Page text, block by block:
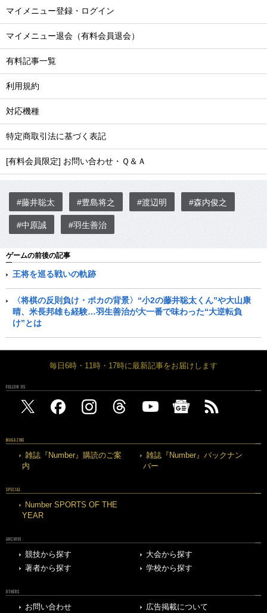
マイメニュー登録・ログイン
マイメニュー退会（有料会員退会）
有料記事一覧
利用規約
対応機種
特定商取引法に基づく表記
[有料会員限定] お問い合わせ・Ｑ＆Ａ
#藤井聡太 #豊島将之 #渡辺明 #森内俊之
#中原誠 #羽生善治
ゲームの前後の記事
王将を巡る戦いの軌跡
〈将棋の反則負け・ポカの背景〉“小2の藤井聡太くん”や大山康
晴、米長邦雄も経験…羽生善治が大一番で味わった“大逆転負
け”とは
毎日6時・11時・17時に最新記事をお届けします
FOLLOW US
MAGAZINE
雑誌『Number』購読のご案
内
雑誌『Number』バックナン
バー
SPECIAL
Number SPORTS OF THE
YEAR
ARCHIVE
競技から探す
大会から探す
著者から探す
学校から探す
OTHERS
お問い合わせ 広告掲載について